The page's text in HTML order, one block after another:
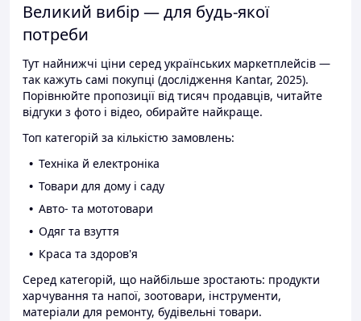
Великий вибір — для будь-якої
потреби
Тут найнижчі ціни серед українських маркетплейсів —
так кажуть самі покупці (дослідження Kantar, 2025).
Порівнюйте пропозиції від тисяч продавців, читайте
відгуки з фото і відео, обирайте найкраще.
Топ категорій за кількістю замовлень:
Техніка й електроніка
Товари для дому і саду
Авто- та мототовари
Одяг та взуття
Краса та здоров'я
Серед категорій, що найбільше зростають: продукти
харчування та напої, зоотовари, інструменти,
матеріали для ремонту, будівельні товари.